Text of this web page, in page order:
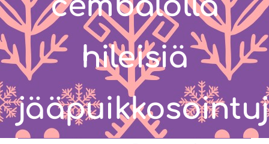
hileisiä